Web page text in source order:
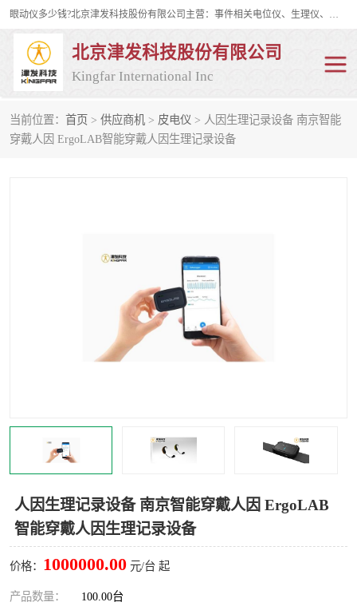
眼动仪多少钱?北京津发科技股份有限公司主营：事件相关电位仪、生理仪、肌电仪、脑电仪、皮电仪、眼动仪；是国家级高新技术企业、科技部认定的科技型中小企业和中关村高新技术企业，具备保密资格，具备自主进出口经营权；自主研发技术、产品与服务荣获多项省部级科学技术奖励、国家发明专利、国家软件著作权和省部级新技术新产品（服务）认证。
北京津发科技股份有限公司
Kingfar International Inc
当前位置： 首页 > 供应商机 > 皮电仪 > 人因生理记录设备 南京智能
穿戴人因 ErgoLAB智能穿戴人因生理记录设备
人因生理记录设备 南京智能穿戴人因 ErgoLAB
智能穿戴人因生理记录设备
价格： 1000000.00 元/台 起
产品数量： 100.00台
皮电仪 脑电仪
行为观察与表情分析 动作捕捉与生物力学
人机交互实验室
神经营销与消费行为实验 车俩与驾驶模拟